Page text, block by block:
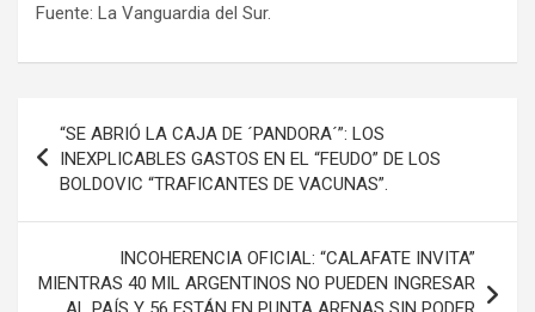
Fuente: La Vanguardia del Sur.
Navegación
de
entradas
“SE ABRIÓ LA CAJA DE ´PANDORA´”: LOS
INEXPLICABLES GASTOS EN EL “FEUDO” DE LOS
BOLDOVIC “TRAFICANTES DE VACUNAS”.
INCOHERENCIA OFICIAL: “CALAFATE INVITA”
MIENTRAS 40 MIL ARGENTINOS NO PUEDEN INGRESAR